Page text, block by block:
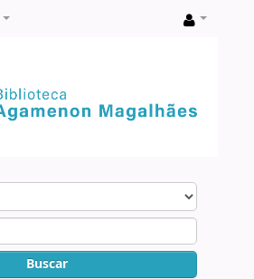
Buscar